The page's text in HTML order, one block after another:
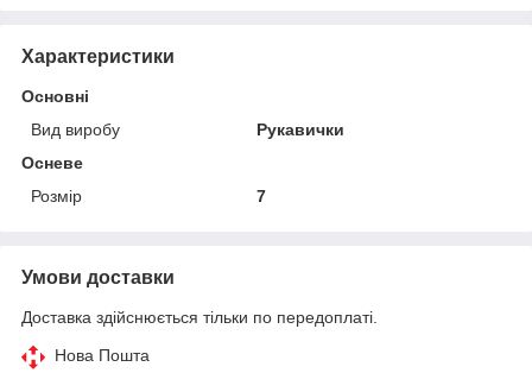
Характеристики
Основні
Вид виробу
Рукавички
Осневе
Розмір
7
Умови доставки
Доставка здійснюється тільки по передоплаті.
Нова Пошта